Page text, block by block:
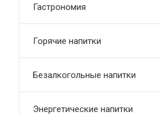
Гастрономия
Горячие напитки
Безалкогольные напитки
Энергетические напитки